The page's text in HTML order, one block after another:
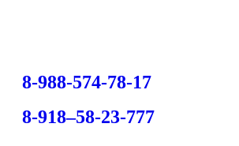
8-988-574-78-17
8-918–58-23-777